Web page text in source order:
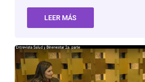
LEER MÁS